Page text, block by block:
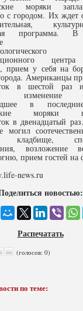
моряки
с городом. Их ждет
программа.
прием у себя на
Американцы
в шестой раз
изменение
в
моряки
в двенадцатый
могил
кладбище,
возложение
прием гостей на
news.ru
новостью:
Распечатать
(голосов: 0)
по теме: